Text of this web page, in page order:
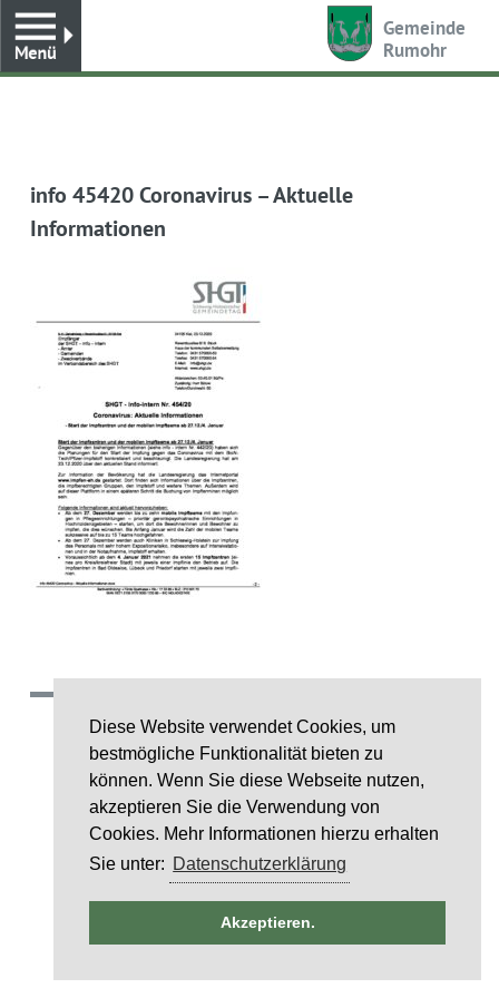
Diese Website verwendet Cookies, um
bestmögliche Funktionalität bieten zu
können. Wenn Sie diese Webseite nutzen,
akzeptieren Sie die Verwendung von
Cookies. Mehr Informationen hierzu erhalten
Sie unter: Datenschutzerklärung
Akzeptieren.
Gemeinde
Rumohr
info 45420 Coronavirus – Aktuelle
Informationen
Umsetzung: IDE Stampe GmbH
Layoutcredit byHTML5 UP